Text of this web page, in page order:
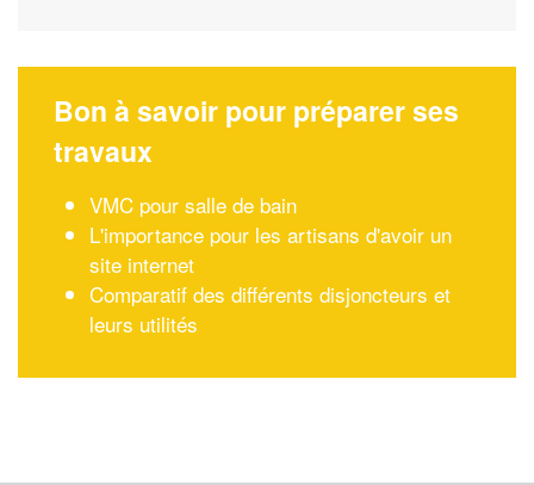
Bon à savoir pour préparer ses
travaux
VMC pour salle de bain
L'importance pour les artisans d'avoir un
site internet
Comparatif des différents disjoncteurs et
leurs utilités